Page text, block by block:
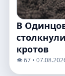
В
кротов
👁️ 67 •